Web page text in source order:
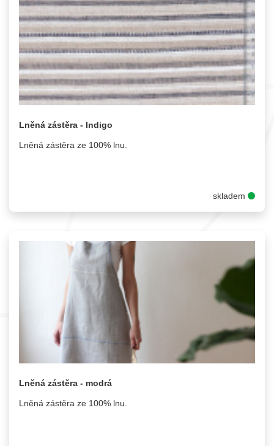
Lněná zástěra - Indigo
Lněná zástěra ze 100% lnu.
skladem
Lněná zástěra - modrá
Lněná zástěra ze 100% lnu.